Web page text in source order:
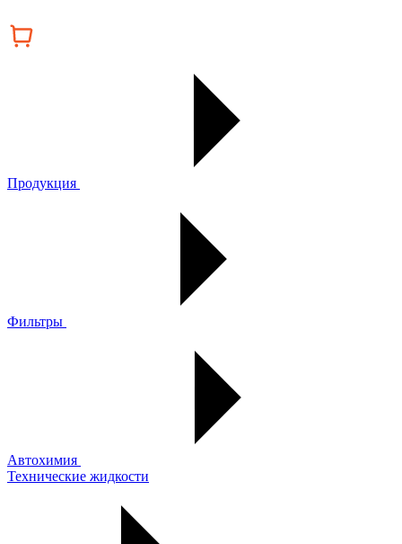
Продукция
Фильтры
Автохимия
Технические жидкости